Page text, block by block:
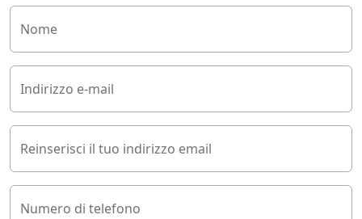
Nome
Indirizzo e-mail
Reinserisci il tuo indirizzo email
Numero di telefono